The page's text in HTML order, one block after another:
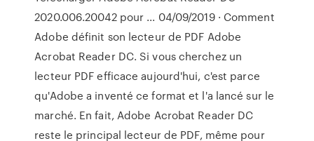
2020.006.20042 pour ... 04/09/2019 · Comment
Adobe définit son lecteur de PDF Adobe
Acrobat Reader DC. Si vous cherchez un
lecteur PDF efficace aujourd'hui, c'est parce
qu'Adobe a inventé ce format et l'a lancé sur le
marché. En fait, Adobe Acrobat Reader DC
reste le principal lecteur de PDF, même pour